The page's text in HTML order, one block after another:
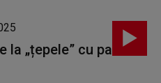
„țepele” cu pacea